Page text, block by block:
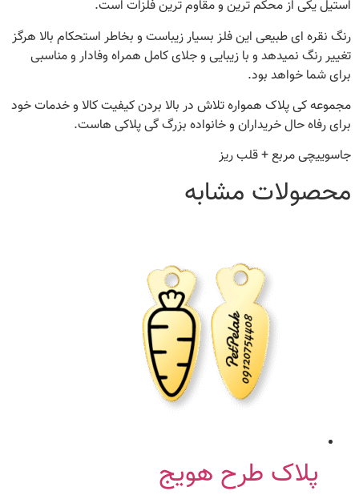
استیل یکی از محکم ترین و مقاوم ترین فلزات است.
رنگ نقره ای طبیعی این فلز بسیار زیباست و بخاطر استحکام بالا هرگز
تغییر رنگ نمیدهد و با زیبایی و جلای کامل همراه وفادار و مناسبی
برای شما خواهد بود.
مجموعه کی پلاک همواره تلاش در بالا بردن کیفیت کالا و خدمات خود
برای رفاه حال خریداران و خانواده بزرگ گی پلاکی هاست.
جاسوییچی مربع + قلب ریز
محصولات مشابه
پلاک طرح هویج